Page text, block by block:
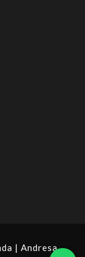
| Andresa